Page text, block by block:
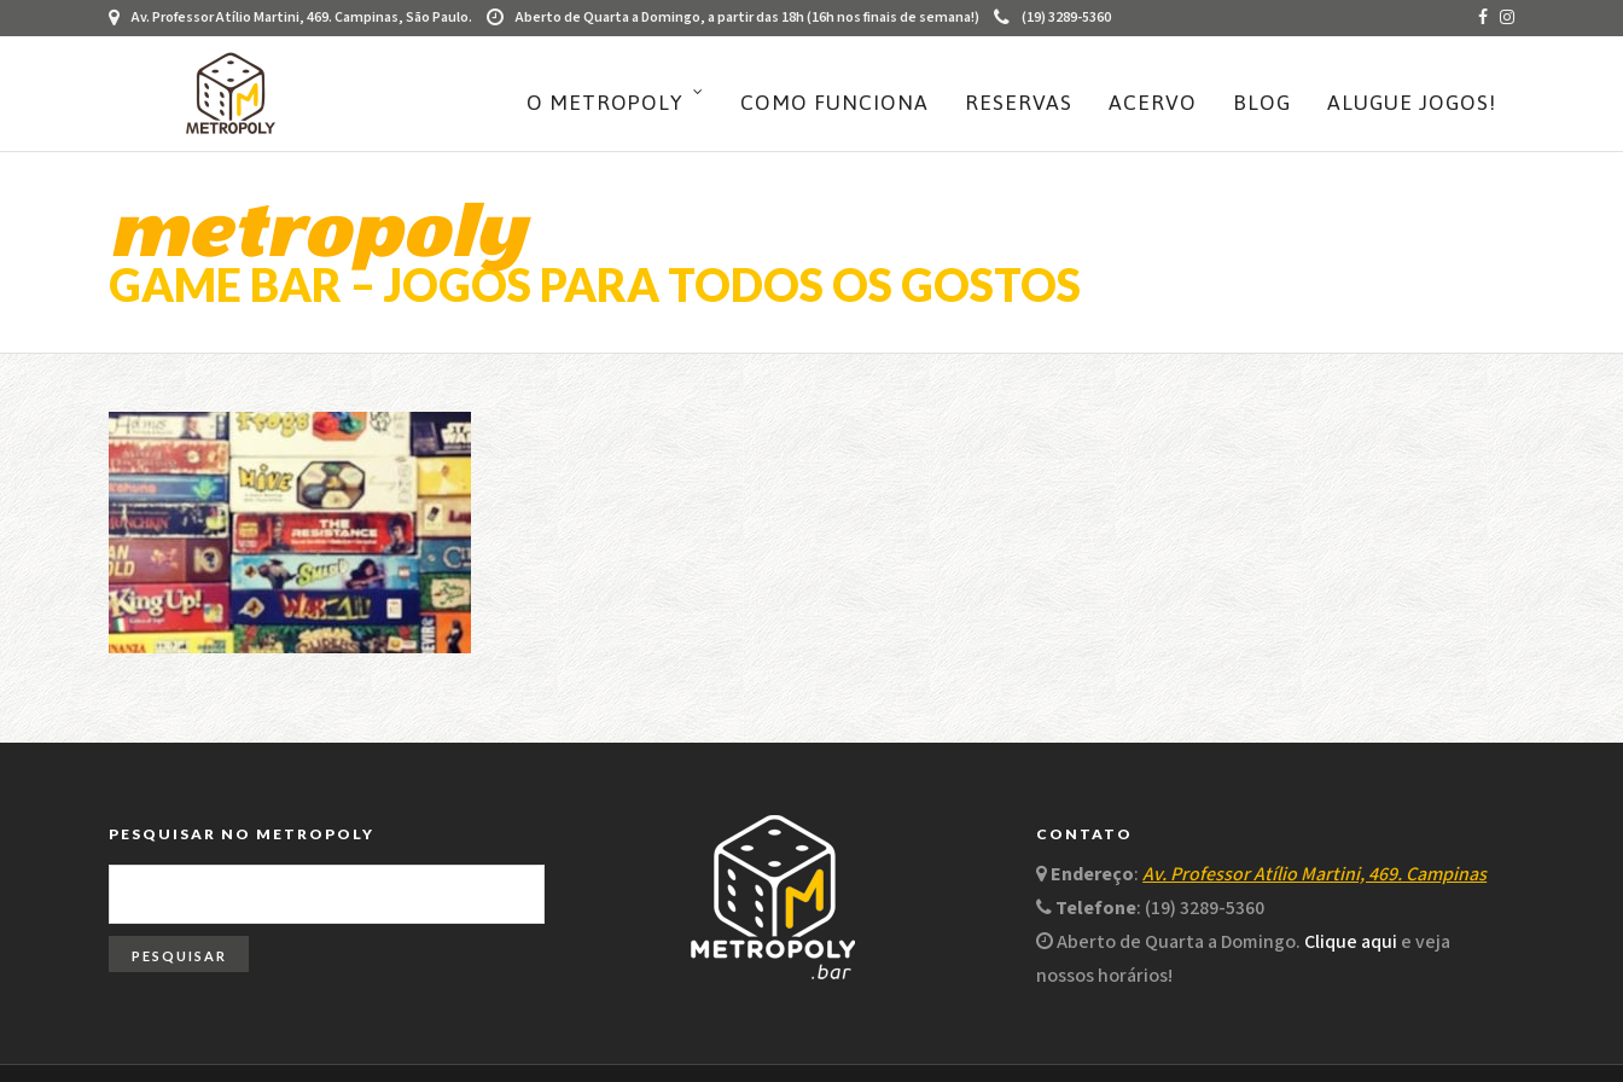
Av. Professor Atílio Martini, 469. Campinas, São Paulo. Aberto de Quarta a Domingo, a partir das 18h (16h nos finais de semana!) (19) 3289-5360
O METROPOLY COMO FUNCIONA RESERVAS ACERVO BLOG ALUGUE JOGOS!
metropoly
GAME BAR – JOGOS PARA TODOS OS GOSTOS
PESQUISAR NO METROPOLY CONTATO
Endereço:Av. Professor Atílio Martini, 469. Campinas
Telefone: (19) 3289-5360
Aberto de Quarta a Domingo. Clique aqui e veja
nossos horários!